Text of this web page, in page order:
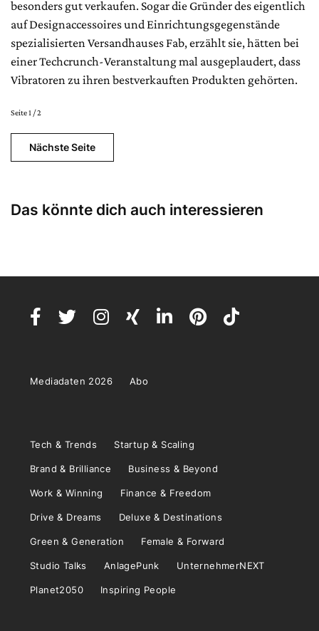
besonders gut verkaufen. Sogar die Gründer des eigentlich
auf Designaccessoires und Einrichtungsgegenstände
spezialisierten Versandhauses Fab, erzählt sie, hätten bei
einer Techcrunch-Veranstaltung mal ausgeplaudert, dass
Vibratoren zu ihren bestverkauften Produkten gehörten.
Seite 1 / 2
Nächste Seite
Das könnte dich auch interessieren
Mediadaten 2026 Abo
Tech & Trends Startup & Scaling
Brand & Brilliance Business & Beyond
Work & Winning Finance & Freedom
Drive & Dreams Deluxe & Destinations
Green & Generation Female & Forward
Studio Talks AnlagePunk UnternehmerNEXT
Planet2050 Inspiring People